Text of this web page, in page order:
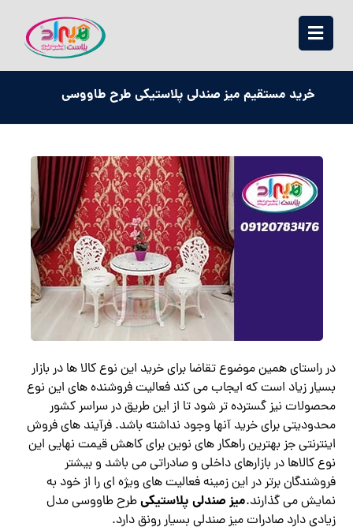
خرید مستقیم میز صندلی پلاستیکی طرح طاووسی
در راستای همین موضوع تقاضا برای خرید این نوع کالا ها در بازار
بسیار زیاد است که ایجاب می کند فعالیت فروشنده های این نوع
محصولات نیز گسترده تر شود تا از این طریق در سراسر کشور
محدودیتی برای خرید آنها وجود نداشته باشد. فرآیند های فروش
اینترنتی جز بهترین راهکار های نوین برای کاهش قیمت نهایی این
نوع کالاها در بازارهای داخلی و صادراتی می باشد و بیشتر
فروشندگان برتر در این زمینه فعالیت های ویژه ای را از خود به
نمایش می‌ گذارند.میز صندلی پلاستیکیطرح طاووسی مدل
زیادی دارد صادرات میز صندلی بسیار رونق دارد.